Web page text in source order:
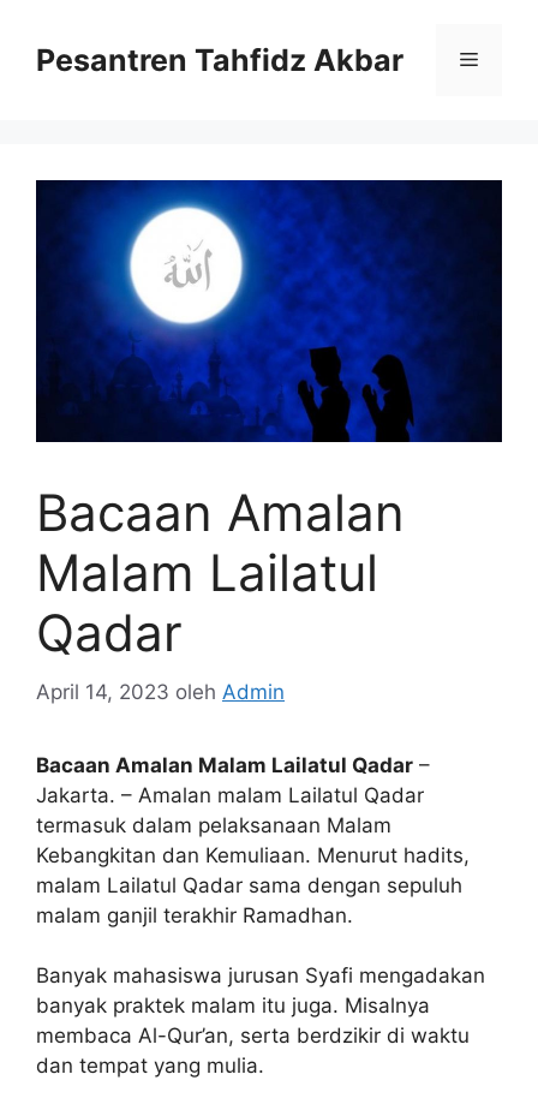
Pesantren Tahfidz Akbar Menu
Bacaan Amalan
Malam Lailatul
Qadar
April 14, 2023 oleh Admin
Bacaan Amalan Malam Lailatul Qadar –
Jakarta. – Amalan malam Lailatul Qadar
termasuk dalam pelaksanaan Malam
Kebangkitan dan Kemuliaan. Menurut hadits,
malam Lailatul Qadar sama dengan sepuluh
malam ganjil terakhir Ramadhan.
Banyak mahasiswa jurusan Syafi mengadakan
banyak praktek malam itu juga. Misalnya
membaca Al-Qur’an, serta berdzikir di waktu
dan tempat yang mulia.